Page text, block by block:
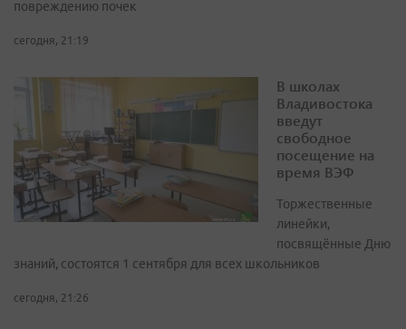
повреждению почек
сегодня, 21:19
В школах
Владивостока
введут
свободное
посещение на
время ВЭФ
Торжественные
линейки,
посвящённые Дню
знаний, состоятся 1 сентября для всех школьников
сегодня, 21:26